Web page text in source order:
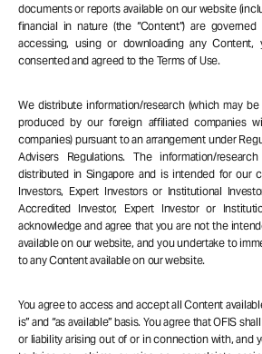
documents or reports available on our website
financial in nature (the “Content”) are
accessing, using or downloading any
consented and agreed to the Terms of Use.
We distribute information/research (which may
produced by our foreign affiliated companies
companies) pursuant to an arrangement under
Advisers Regulations. The information/
distributed in Singapore and is intended for our
Investors, Expert Investors or Institutional
Accredited Investor, Expert Investor or
acknowledge and agree that you are not the
available on our website, and you undertake to
to any Content available on our website.
You agree to access and accept all Content
is” and “as available” basis. You agree that OFIS
or liability arising out of or in connection with, and